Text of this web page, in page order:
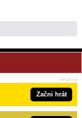
Začni hrát